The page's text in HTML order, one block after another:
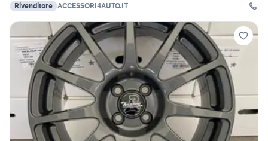
Rivenditore ACCESSORI4AUTO.IT